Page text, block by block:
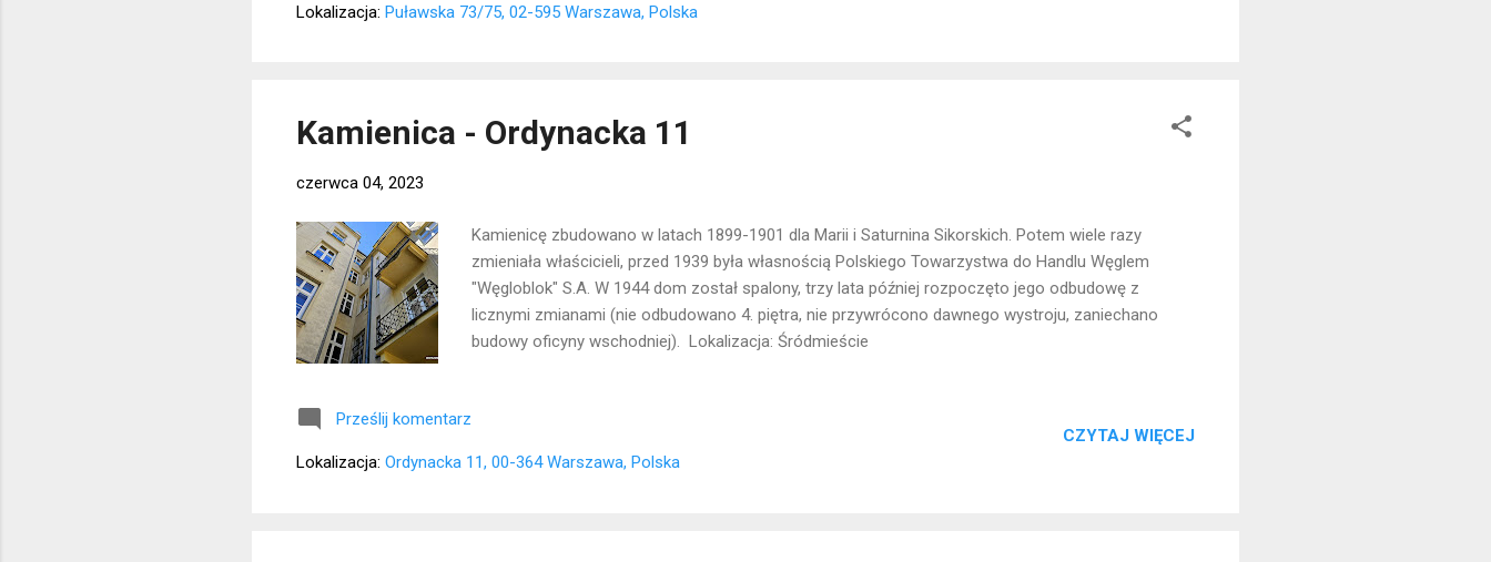
Lokalizacja: Puławska 73/75, 02-595 Warszawa, Polska
Kamienica - Ordynacka 11
czerwca 04, 2023
Kamienicę zbudowano w latach 1899-1901 dla Marii i Saturnina Sikorskich. Potem wiele razy
zmieniała właścicieli, przed 1939 była własnością Polskiego Towarzystwa do Handlu Węglem
"Węgloblok" S.A. W 1944 dom został spalony, trzy lata później rozpoczęto jego odbudowę z
licznymi zmianami (nie odbudowano 4. piętra, nie przywrócono dawnego wystroju, zaniechano
budowy oficyny wschodniej). Lokalizacja: Śródmieście
Prześlij komentarz
Lokalizacja: Ordynacka 11, 00-364 Warszawa, Polska
CZYTAJ WIĘCEJ